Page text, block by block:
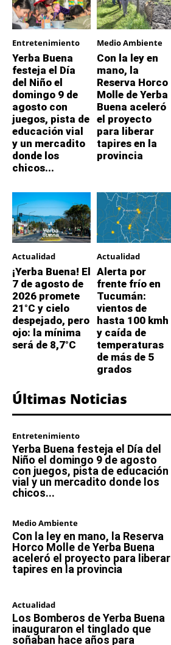
Entretenimiento
Yerba Buena
festeja el Día
del Niño el
domingo 9 de
agosto con
juegos, pista de
educación vial
y un mercadito
donde los
chicos...
Medio Ambiente
Con la ley en
mano, la
Reserva Horco
Molle de Yerba
Buena aceleró
el proyecto
para liberar
tapires en la
provincia
Actualidad
¡Yerba Buena! El
7 de agosto de
2026 promete
21°C y cielo
despejado, pero
ojo: la mínima
será de 8,7°C
Actualidad
Alerta por
frente frío en
Tucumán:
vientos de
hasta 100 kmh
y caída de
temperaturas
de más de 5
grados
Últimas Noticias
Entretenimiento
Yerba Buena festeja el Día del
Niño el domingo 9 de agosto
con juegos, pista de educación
vial y un mercadito donde los
chicos...
Medio Ambiente
Con la ley en mano, la Reserva
Horco Molle de Yerba Buena
aceleró el proyecto para liberar
tapires en la provincia
Actualidad
Los Bomberos de Yerba Buena
inauguraron el tinglado que
soñaban hace años para